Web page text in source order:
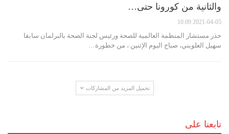
والثانية من كورونا حتى…
2021-04-05 10:09
حذر مستشار المنظمة العالمية للصحة ورئيس لجنة الصحة بالبرلمان سابقا
سهيل العلويني، صباح اليوم الإثنين ، من خطورة…
تحميل المزيد من المشاركات
تابعنا على